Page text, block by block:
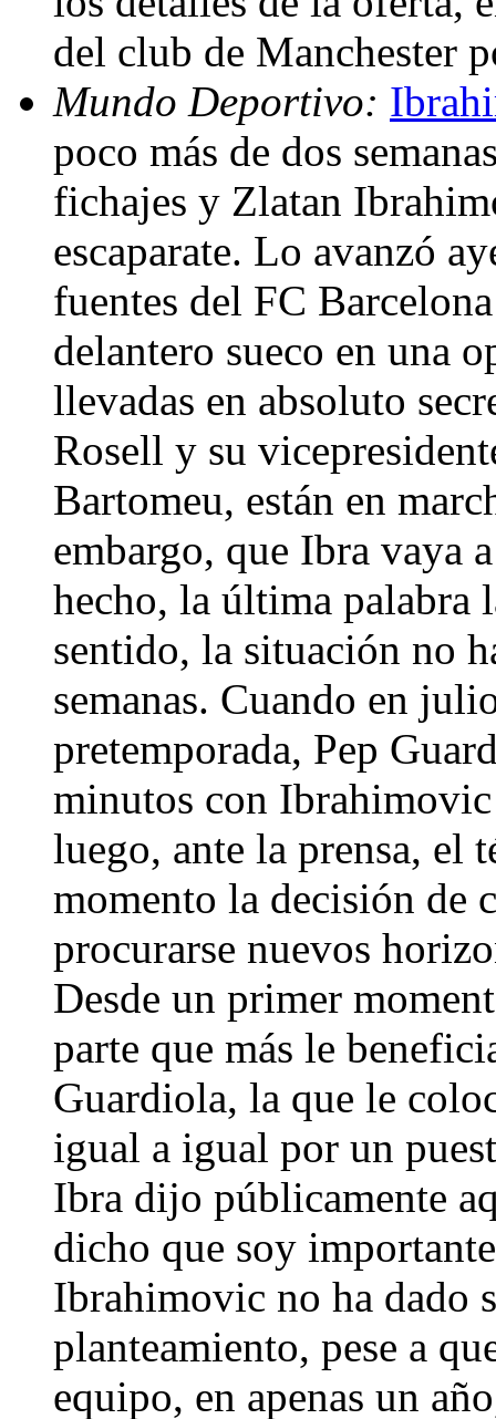
del club de Manchester
Mundo Deportivo:
poco más de dos
fichajes y Zlatan
escaparate. Lo avanzó
fuentes del FC
delantero sueco en una
llevadas en absoluto
Rosell y su
Bartomeu, están en
embargo, que Ibra vaya
hecho, la última palabra
sentido, la situación no
semanas. Cuando en
pretemporada, Pep
minutos con
luego, ante la prensa, el
momento la decisión de
procurarse nuevos
Desde un primer
parte que más le
Guardiola, la que le
igual a igual por un
Ibra dijo públicamente
dicho que soy
Ibrahimovic no ha dado
planteamiento, pese a
equipo, en apenas un